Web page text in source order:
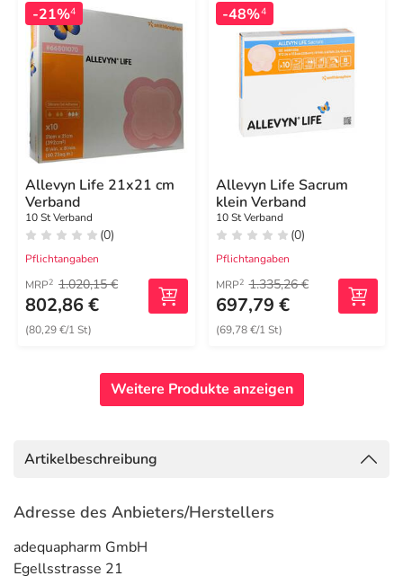
-21%4
Allevyn Life 21x21 cm
Verband
10 St Verband
(0)
Pflichtangaben
MRP2 1.020,15 €
802,86 €
(80,29 €/1 St)
-48%4
Allevyn Life Sacrum
klein Verband
10 St Verband
(0)
Pflichtangaben
MRP2 1.335,26 €
697,79 €
(69,78 €/1 St)
Weitere Produkte anzeigen
Artikelbeschreibung
Adresse des Anbieters/Herstellers
adequapharm GmbH
Egellsstrasse 21